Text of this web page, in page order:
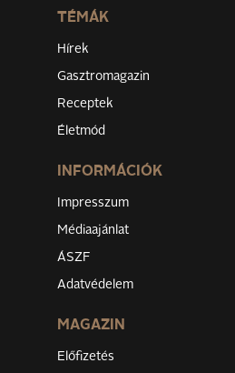
TÉMÁK
Hírek
Gasztromagazin
Receptek
Életmód
INFORMÁCIÓK
Impresszum
Médiaajánlat
ÁSZF
Adatvédelem
MAGAZIN
Előfizetés